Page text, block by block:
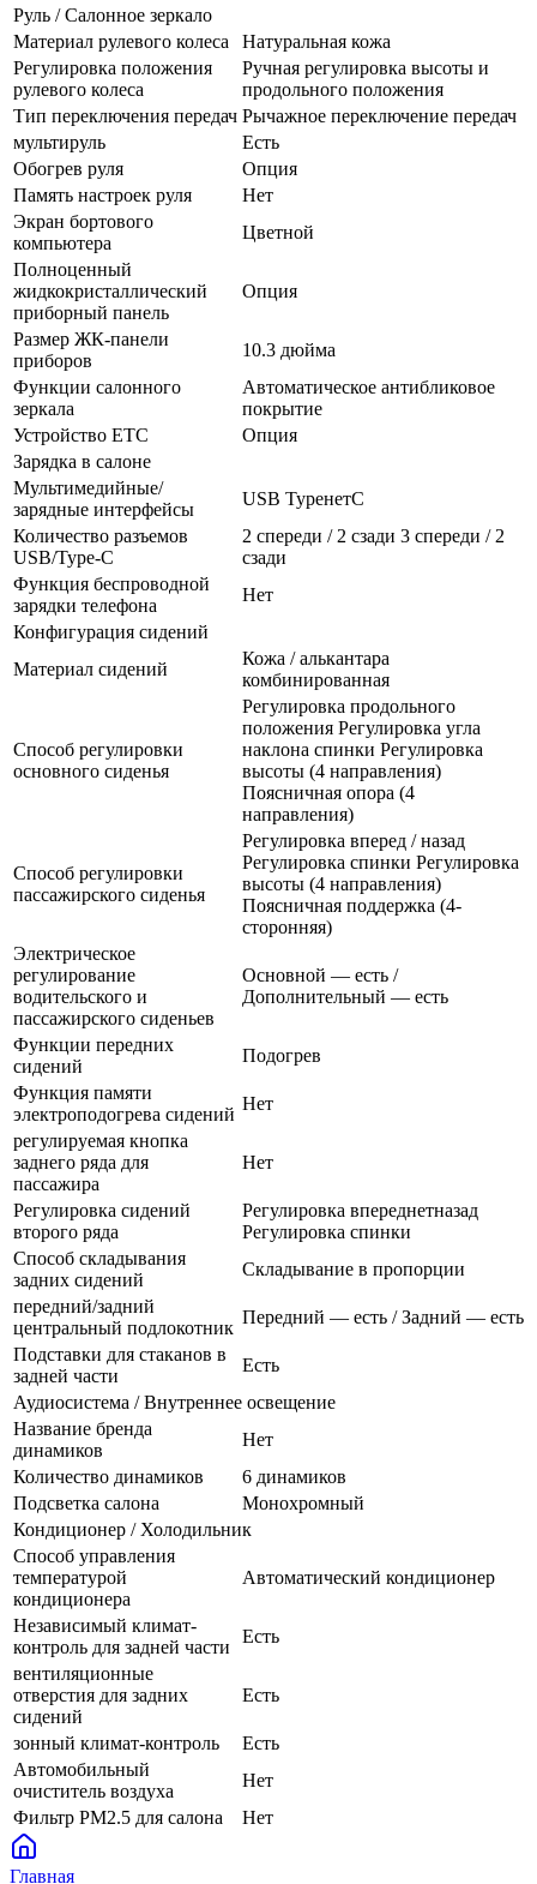
Руль / Салонное зеркало
Материал рулевого колеса
Натуральная кожа
Регулировка положения
рулевого колеса
Ручная регулировка высоты и
продольного положения
Тип переключения передач Рычажное переключение передач
мультируль
Есть
Обогрев руля
Опция
Память настроек руля
Нет
Экран бортового
компьютера
Цветной
Полноценный
жидкокристаллический
приборный панель
Опция
Размер ЖК-панели
приборов
10.3 дюйма
Функции салонного
зеркала
Автоматическое антибликовое
покрытие
Устройство ETC
Опция
Зарядка в салоне
Мультимедийные/
зарядные интерфейсы
USB TypeнетC
Количество разъемов
USB/Type-C
2 спереди / 2 сзади 3 спереди / 2
сзади
Функция беспроводной
зарядки телефона
Нет
Конфигурация сидений
Материал сидений
Кожа / алькантара
комбинированная
Способ регулировки
основного сиденья
Регулировка продольного
положения Регулировка угла
наклона спинки Регулировка
высоты (4 направления)
Поясничная опора (4
направления)
Способ регулировки
пассажирского сиденья
Регулировка вперед / назад
Регулировка спинки Регулировка
высоты (4 направления)
Поясничная поддержка (4-
сторонняя)
Электрическое
регулирование
водительского и
пассажирского сиденьев
Основной — есть /
Дополнительный — есть
Функции передних
сидений
Подогрев
Функция памяти
электроподогрева сидений
Нет
регулируемая кнопка
заднего ряда для
пассажира
Нет
Регулировка сидений
второго ряда
Регулировка впереднетназад
Регулировка спинки
Способ складывания
задних сидений
Складывание в пропорции
передний/задний
центральный подлокотник
Передний — есть / Задний — есть
Подставки для стаканов в
задней части
Есть
Аудиосистема / Внутреннее освещение
Название бренда
динамиков
Нет
Количество динамиков
6 динамиков
Подсветка салона
Монохромный
Кондиционер / Холодильник
Способ управления
температурой
кондиционера
Автоматический кондиционер
Независимый климат-
контроль для задней части
Есть
вентиляционные
отверстия для задних
сидений
Есть
зонный климат-контроль
Есть
Автомобильный
очиститель воздуха
Нет
Фильтр PM2.5 для салона
Нет
Главная